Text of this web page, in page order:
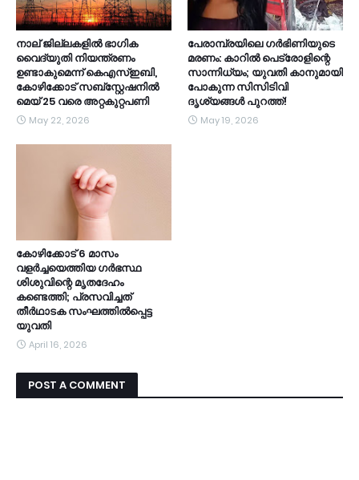
നാല് ജില്ലകളിൽ ഭാഗിക
വൈദ്യുതി നിയന്ത്രണം
ഉണ്ടാകുമെന്ന് കെഎസ്ഇബി,
കോഴിക്കോട് സബ്സ്റ്റേഷനിൽ
മെയ് 25 വരെ അറ്റകുറ്റപണി
May 22, 2026
പേരാമ്പ്രയിലെ ഗർഭിണിയുടെ
മരണം: കാറിൽ പെട്രോളിന്റെ
സാന്നിധ്യം; യുവതി കാനുമായി
പോകുന്ന സിസിടിവി
ദൃശ്യങ്ങൾ പുറത്ത്!
May 19, 2026
കോഴിക്കോട് 6 മാസം
വളര്‍ച്ചയെത്തിയ ഗര്‍ഭസ്ഥ
ശിശുവിന്റെ മൃതദേഹം
കണ്ടെത്തി; പ്രസവിച്ചത്
തീര്‍ഥാടക സംഘത്തില്‍പ്പെട്ട
യുവതി
April 16, 2026
POST A COMMENT